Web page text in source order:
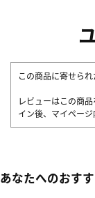
この商品に寄せら
レビューはこの商
イン後、マイページ
あなたへのおす